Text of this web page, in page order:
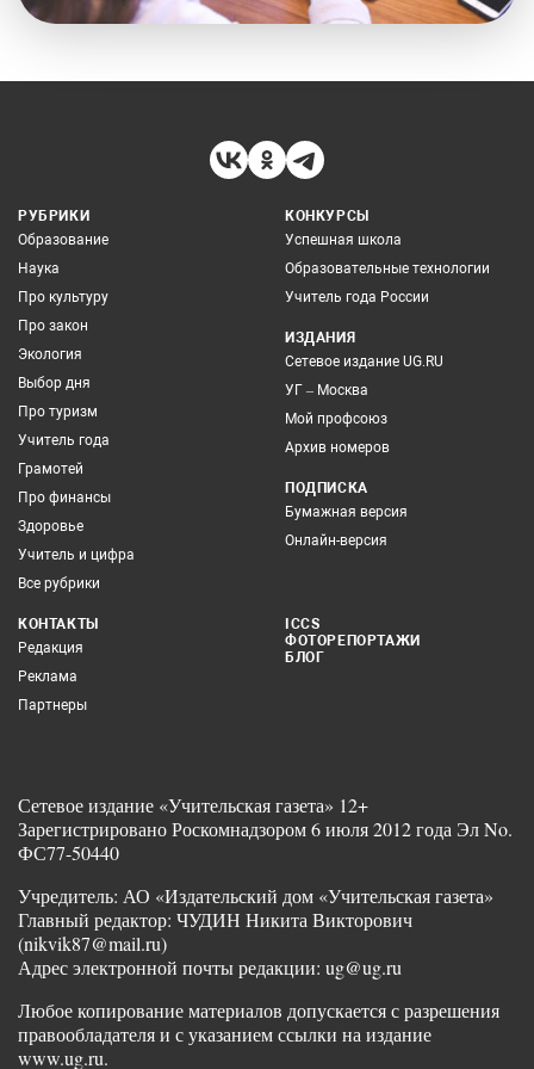
РУБРИКИ
Образование
Наука
Про культуру
Про закон
Экология
Выбор дня
Про туризм
Учитель года
Грамотей
Про финансы
Здоровье
Учитель и цифра
Все рубрики
КОНКУРСЫ
Успешная школа
Образовательные технологии
Учитель года России
ИЗДАНИЯ
Сетевое издание UG.RU
УГ – Москва
Мой профсоюз
Архив номеров
ПОДПИСКА
Бумажная версия
Онлайн-версия
КОНТАКТЫ
Редакция
Реклама
Партнеры
ICCS
ФОТОРЕПОРТАЖИ
БЛОГ
Сетевое издание «Учительская газета» 12+
Зарегистрировано Роскомнадзором 6 июля 2012 года Эл No.
ФС77-50440
Учредитель: АО «Издательский дом «Учительская газета»
Главный редактор: ЧУДИН Никита Викторович
(nikvik87@mail.ru)
Адрес электронной почты редакции: ug@ug.ru
Любое копирование материалов допускается с разрешения
правообладателя и с указанием ссылки на издание
www.ug.ru.